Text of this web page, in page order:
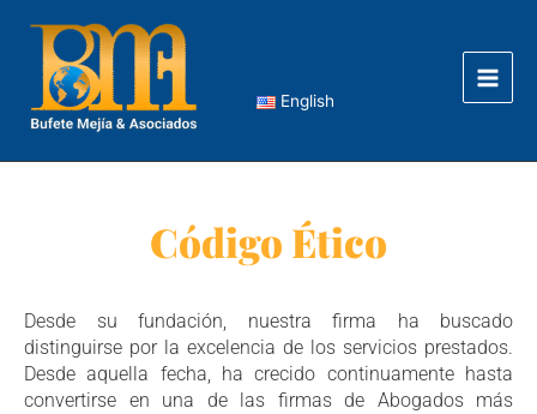
contenido
English
Código Ético
Desde su fundación, nuestra firma ha buscado
distinguirse por la excelencia de los servicios prestados.
Desde aquella fecha, ha crecido continuamente hasta
convertirse en una de las firmas de Abogados más